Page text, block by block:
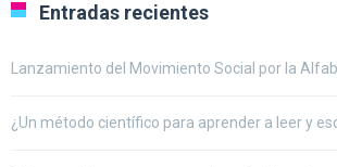
Entradas recientes
Lanzamiento del Movimiento Social por la
¿Un método científico para aprender a leer y